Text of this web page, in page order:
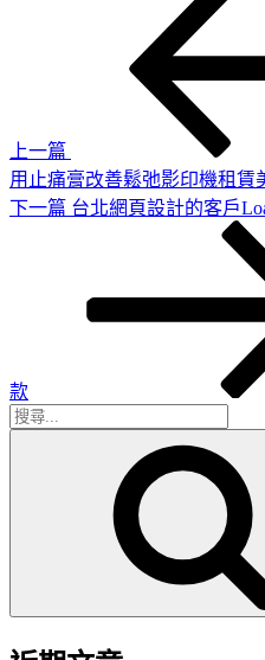
上一篇
用止痛膏改善鬆弛影印機租賃
下
下一篇 台北網頁設計的客戶
款
搜